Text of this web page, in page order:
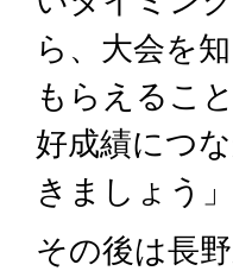
ら、大会を
もらえるこ
好成績につ
きましょう
その後は長